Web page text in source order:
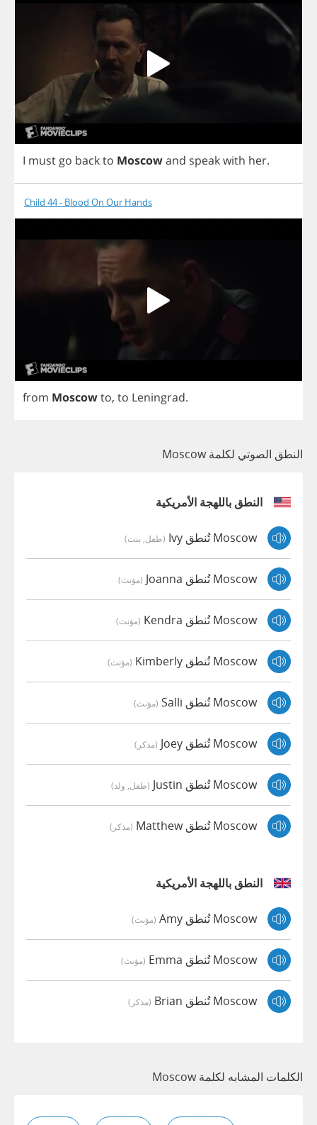
I mustgo backto Moscowand speakwith her.
Child 44 - Blood On Our Hands
from Moscowto, to Leningrad.
النطق الصوتي لكلمة Moscow
النطق باللهجة الأمريكية
Moscow تُنطق Ivy (طفل, بنت)
Moscow تُنطق Joanna (مؤنث)
Moscow تُنطق Kendra (مؤنث)
Moscow تُنطق Kimberly (مؤنث)
Moscow تُنطق Salli (مؤنث)
Moscow تُنطق Joey (مذكر)
Moscow تُنطق Justin (طفل, ولد)
Moscow تُنطق Matthew (مذكر)
النطق باللهجة الأمريكية
Moscow تُنطق Amy (مؤنث)
Moscow تُنطق Emma (مؤنث)
Moscow تُنطق Brian (مذكر)
الكلمات المشابه لكلمة Moscow